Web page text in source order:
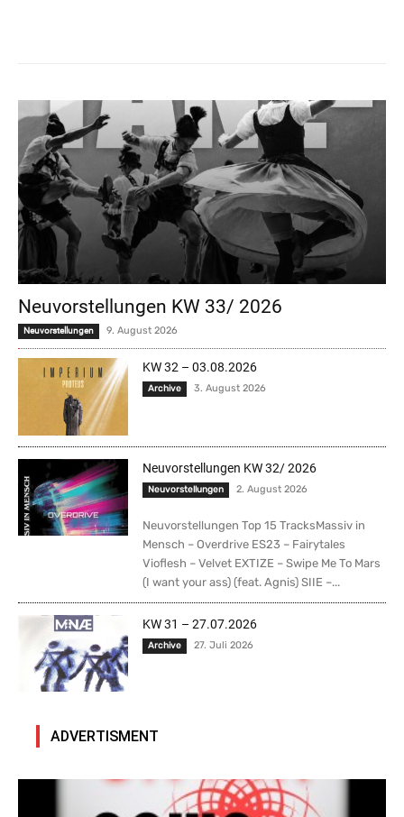
Neuvorstellungen KW 33/ 2026
Neuvorstellungen 9. August 2026
KW 32 – 03.08.2026
Archive 3. August 2026
Neuvorstellungen KW 32/ 2026
Neuvorstellungen 2. August 2026
Neuvorstellungen Top 15 TracksMassiv in
Mensch – Overdrive ES23 – Fairytales
Vioflesh – Velvet EXTIZE – Swipe Me To Mars
(I want your ass) (feat. Agnis) SIIE –...
KW 31 – 27.07.2026
Archive 27. Juli 2026
ADVERTISMENT